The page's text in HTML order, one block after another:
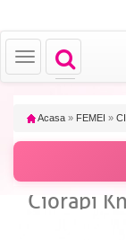
Toggle
navigation
Toggle
navigation
Acasa » FEMEI »
Ciorapi